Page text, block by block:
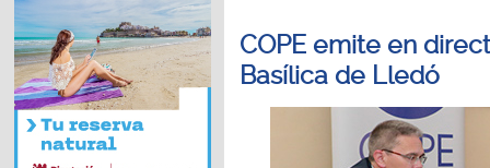
COPE emite en
Basílica de Lledó